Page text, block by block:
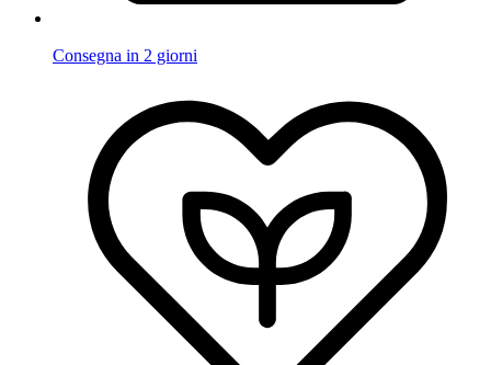
Consegna in 2 giorni